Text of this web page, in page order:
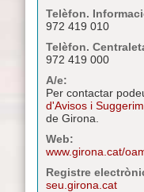
Telèfon.
972 419 010
Telèfon.
972 419 000
A/e:
Per contactar
d'Avisos i
de Girona.
Web:
www.girona.cat/
Registre
seu.girona.cat